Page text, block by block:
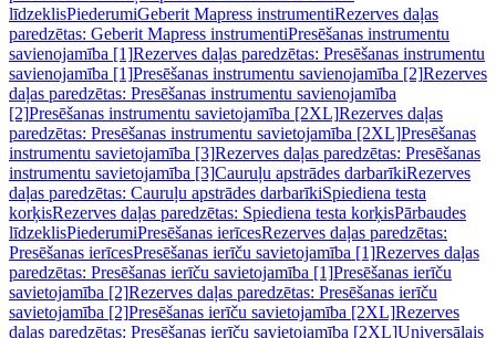
līdzeklisPiederumiGeberit Mapress instrumentiRezerves daļas
paredzētas: Geberit Mapress instrumentiPresēšanas instrumentu
savienojamība [1]Rezerves daļas paredzētas: Presēšanas instrumentu
savienojamība [1]Presēšanas instrumentu savienojamība [2]Rezerves
daļas paredzētas: Presēšanas instrumentu savienojamība
[2]Presēšanas instrumentu savietojamība [2XL]Rezerves daļas
paredzētas: Presēšanas instrumentu savietojamība [2XL]Presēšanas
instrumentu savietojamība [3]Rezerves daļas paredzētas: Presēšanas
instrumentu savietojamība [3]Cauruļu apstrādes darbarīkiRezerves
daļas paredzētas: Cauruļu apstrādes darbarīkiSpiediena testa
korķisRezerves daļas paredzētas: Spiediena testa korķisPārbaudes
līdzeklisPiederumiPresēšanas ierīcesRezerves daļas paredzētas:
Presēšanas ierīcesPresēšanas ierīču savietojamība [1]Rezerves daļas
paredzētas: Presēšanas ierīču savietojamība [1]Presēšanas ierīču
savietojamība [2]Rezerves daļas paredzētas: Presēšanas ierīču
savietojamība [2]Presēšanas ierīču savietojamība [2XL]Rezerves
daļas paredzētas: Presēšanas ierīču savietojamība [2XL]Universālais